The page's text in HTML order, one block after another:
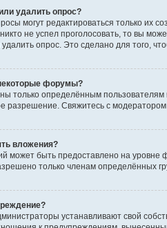
удалить опрос?
могут редактироваться только их
не успел проголосовать, то вы
удалить опрос. Это сделано для того,
форумы?
только определённым пользователям
разрешение. Свяжитесь с
вложения?
может быть предоставлено на
только членам определённых
устанавливают свой